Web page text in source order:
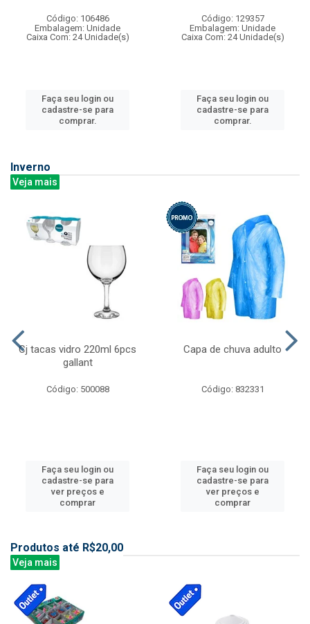
Código: 106486
Embalagem: Unidade
Caixa Com: 24 Unidade(s)
Faça seu login ou
cadastre-se para
comprar.
Código: 129357
Embalagem: Unidade
Caixa Com: 24 Unidade(s)
Faça seu login ou
cadastre-se para
comprar.
Inverno
Veja mais
Cj tacas vidro 220ml 6pcs
gallant
Código: 500088
Faça seu login ou
cadastre-se para
ver preços e
comprar
Capa de chuva adulto
Código: 832331
Faça seu login ou
cadastre-se para
ver preços e
comprar
Produtos até R$20,00
Veja mais